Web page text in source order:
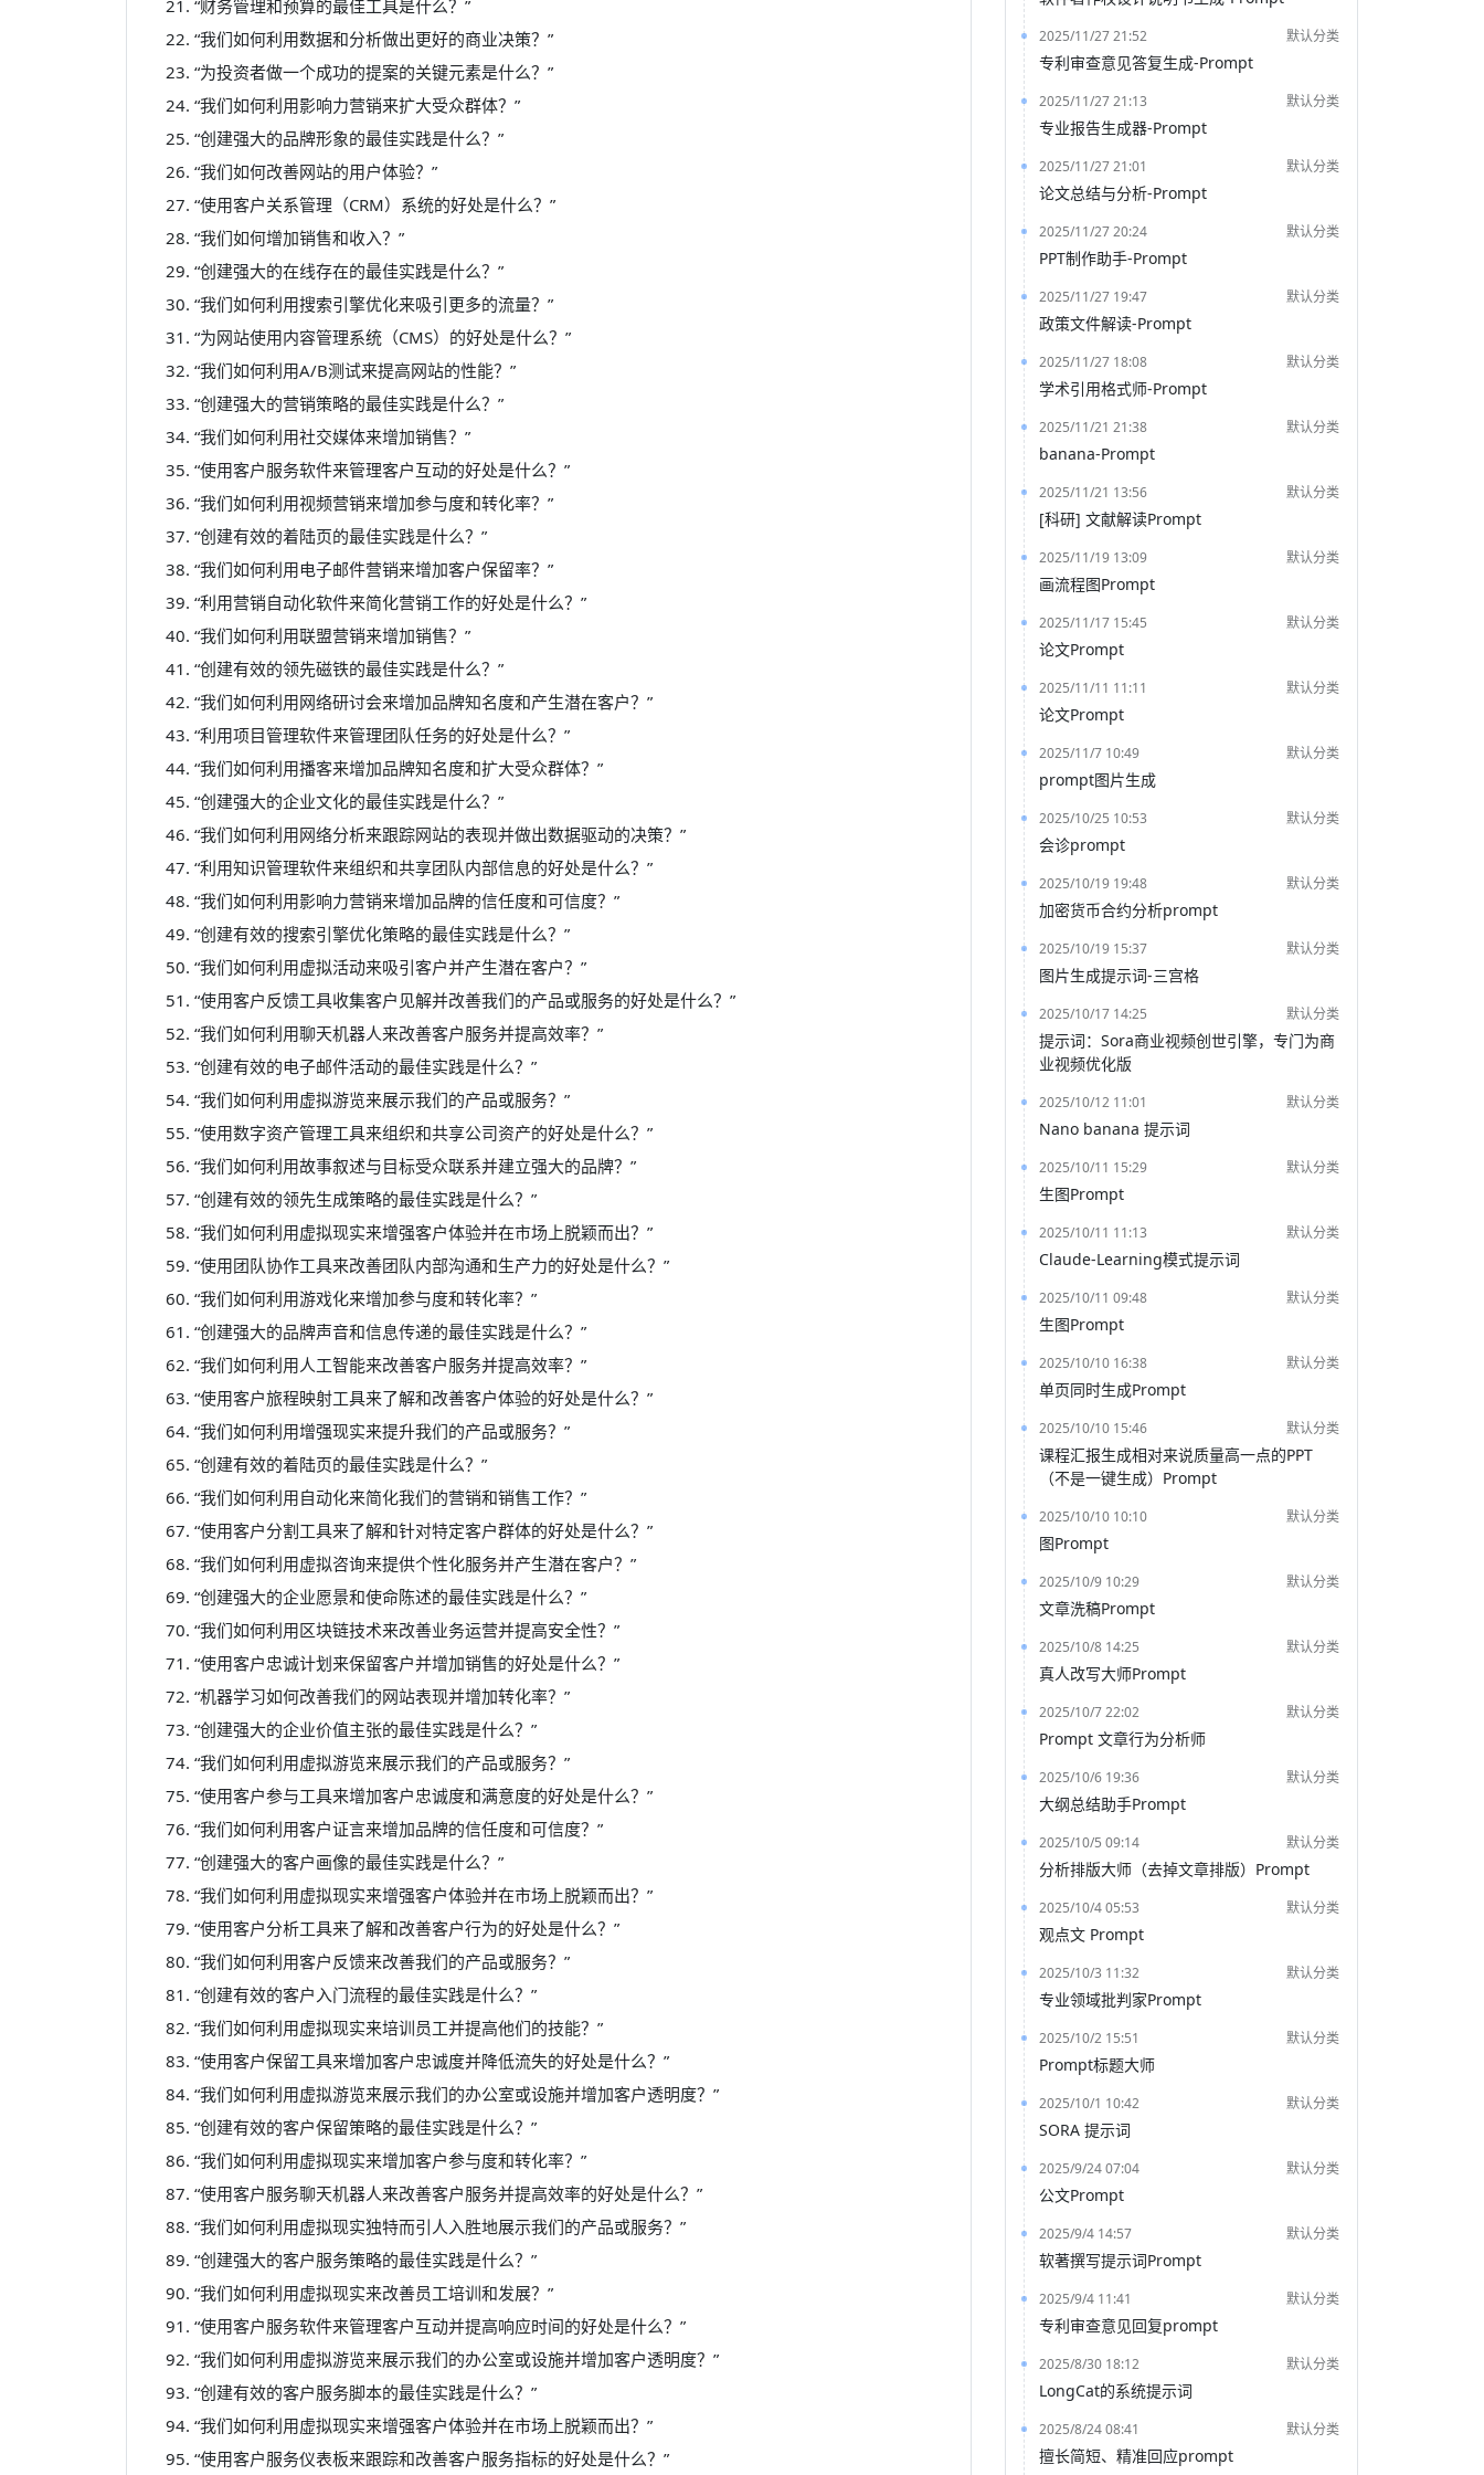
“财务管理和预算的最佳工具是什么？”
“我们如何利用数据和分析做出更好的商业决策？”
“为投资者做一个成功的提案的关键元素是什么？”
“我们如何利用影响力营销来扩大受众群体？”
“创建强大的品牌形象的最佳实践是什么？”
“我们如何改善网站的用户体验？”
“使用客户关系管理（CRM）系统的好处是什么？”
“我们如何增加销售和收入？”
“创建强大的在线存在的最佳实践是什么？”
“我们如何利用搜索引擎优化来吸引更多的流量？”
“为网站使用内容管理系统（CMS）的好处是什么？”
“我们如何利用A/B测试来提高网站的性能？”
“创建强大的营销策略的最佳实践是什么？”
“我们如何利用社交媒体来增加销售？”
“使用客户服务软件来管理客户互动的好处是什么？”
“我们如何利用视频营销来增加参与度和转化率？”
“创建有效的着陆页的最佳实践是什么？”
“我们如何利用电子邮件营销来增加客户保留率？”
“利用营销自动化软件来简化营销工作的好处是什么？”
“我们如何利用联盟营销来增加销售？”
“创建有效的领先磁铁的最佳实践是什么？”
“我们如何利用网络研讨会来增加品牌知名度和产生潜在客户？”
“利用项目管理软件来管理团队任务的好处是什么？”
“我们如何利用播客来增加品牌知名度和扩大受众群体？”
“创建强大的企业文化的最佳实践是什么？”
“我们如何利用网络分析来跟踪网站的表现并做出数据驱动的决策？”
“利用知识管理软件来组织和共享团队内部信息的好处是什么？”
“我们如何利用影响力营销来增加品牌的信任度和可信度？”
“创建有效的搜索引擎优化策略的最佳实践是什么？”
“我们如何利用虚拟活动来吸引客户并产生潜在客户？”
“使用客户反馈工具收集客户见解并改善我们的产品或服务的好处是什么？”
“我们如何利用聊天机器人来改善客户服务并提高效率？”
“创建有效的电子邮件活动的最佳实践是什么？”
“我们如何利用虚拟游览来展示我们的产品或服务？”
“使用数字资产管理工具来组织和共享公司资产的好处是什么？”
“我们如何利用故事叙述与目标受众联系并建立强大的品牌？”
“创建有效的领先生成策略的最佳实践是什么？”
“我们如何利用虚拟现实来增强客户体验并在市场上脱颖而出？”
“使用团队协作工具来改善团队内部沟通和生产力的好处是什么？”
“我们如何利用游戏化来增加参与度和转化率？”
“创建强大的品牌声音和信息传递的最佳实践是什么？”
“我们如何利用人工智能来改善客户服务并提高效率？”
“使用客户旅程映射工具来了解和改善客户体验的好处是什么？”
“我们如何利用增强现实来提升我们的产品或服务？”
“创建有效的着陆页的最佳实践是什么？”
“我们如何利用自动化来简化我们的营销和销售工作？”
“使用客户分割工具来了解和针对特定客户群体的好处是什么？”
“我们如何利用虚拟咨询来提供个性化服务并产生潜在客户？”
“创建强大的企业愿景和使命陈述的最佳实践是什么？”
“我们如何利用区块链技术来改善业务运营并提高安全性？”
“使用客户忠诚计划来保留客户并增加销售的好处是什么？”
“机器学习如何改善我们的网站表现并增加转化率？”
“创建强大的企业价值主张的最佳实践是什么？”
“我们如何利用虚拟游览来展示我们的产品或服务？”
“使用客户参与工具来增加客户忠诚度和满意度的好处是什么？”
“我们如何利用客户证言来增加品牌的信任度和可信度？”
“创建强大的客户画像的最佳实践是什么？”
“我们如何利用虚拟现实来增强客户体验并在市场上脱颖而出？”
“使用客户分析工具来了解和改善客户行为的好处是什么？”
“我们如何利用客户反馈来改善我们的产品或服务？”
“创建有效的客户入门流程的最佳实践是什么？”
“我们如何利用虚拟现实来培训员工并提高他们的技能？”
“使用客户保留工具来增加客户忠诚度并降低流失的好处是什么？”
“我们如何利用虚拟游览来展示我们的办公室或设施并增加客户透明度？”
“创建有效的客户保留策略的最佳实践是什么？”
“我们如何利用虚拟现实来增加客户参与度和转化率？”
“使用客户服务聊天机器人来改善客户服务并提高效率的好处是什么？”
“我们如何利用虚拟现实独特而引人入胜地展示我们的产品或服务？”
“创建强大的客户服务策略的最佳实践是什么？”
“我们如何利用虚拟现实来改善员工培训和发展？”
“使用客户服务软件来管理客户互动并提高响应时间的好处是什么？”
“我们如何利用虚拟游览来展示我们的办公室或设施并增加客户透明度？”
“创建有效的客户服务脚本的最佳实践是什么？”
“我们如何利用虚拟现实来增强客户体验并在市场上脱颖而出？”
“使用客户服务仪表板来跟踪和改善客户服务指标的好处是什么？”
2025/11/27 21:52 默认分类
专利审查意见答复生成-Prompt
2025/11/27 21:13 默认分类
专业报告生成器-Prompt
2025/11/27 21:01 默认分类
论文总结与分析-Prompt
2025/11/27 20:24 默认分类
PPT制作助手-Prompt
2025/11/27 19:47 默认分类
政策文件解读-Prompt
2025/11/27 18:08 默认分类
学术引用格式师-Prompt
2025/11/21 21:38 默认分类
banana-Prompt
2025/11/21 13:56 默认分类
[科研] 文献解读Prompt
2025/11/19 13:09 默认分类
画流程图Prompt
2025/11/17 15:45 默认分类
论文Prompt
2025/11/11 11:11 默认分类
论文Prompt
2025/11/7 10:49 默认分类
prompt图片生成
2025/10/25 10:53 默认分类
会诊prompt
2025/10/19 19:48 默认分类
加密货币合约分析prompt
2025/10/19 15:37 默认分类
图片生成提示词-三宫格
2025/10/17 14:25 默认分类
提示词：Sora商业视频创世引擎，专门为商
业视频优化版
2025/10/12 11:01 默认分类
Nano banana 提示词
2025/10/11 15:29 默认分类
生图Prompt
2025/10/11 11:13 默认分类
Claude-Learning模式提示词
2025/10/11 09:48 默认分类
生图Prompt
2025/10/10 16:38 默认分类
单页同时生成Prompt
2025/10/10 15:46 默认分类
课程汇报生成相对来说质量高一点的PPT
（不是一键生成）Prompt
2025/10/10 10:10 默认分类
图Prompt
2025/10/9 10:29 默认分类
文章洗稿Prompt
2025/10/8 14:25 默认分类
真人改写大师Prompt
2025/10/7 22:02 默认分类
Prompt 文章行为分析师
2025/10/6 19:36 默认分类
大纲总结助手Prompt
2025/10/5 09:14 默认分类
分析排版大师（去掉文章排版）Prompt
2025/10/4 05:53 默认分类
观点文 Prompt
2025/10/3 11:32 默认分类
专业领域批判家Prompt
2025/10/2 15:51 默认分类
Prompt标题大师
2025/10/1 10:42 默认分类
SORA 提示词
2025/9/24 07:04 默认分类
公文Prompt
2025/9/4 14:57 默认分类
软著撰写提示词Prompt
2025/9/4 11:41 默认分类
专利审查意见回复prompt
2025/8/30 18:12 默认分类
LongCat的系统提示词
2025/8/24 08:41 默认分类
擅长简短、精准回应prompt